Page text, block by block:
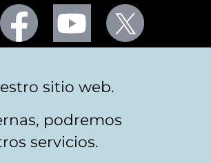
Facebook Youtube
sitio web.
podremos
servicios.